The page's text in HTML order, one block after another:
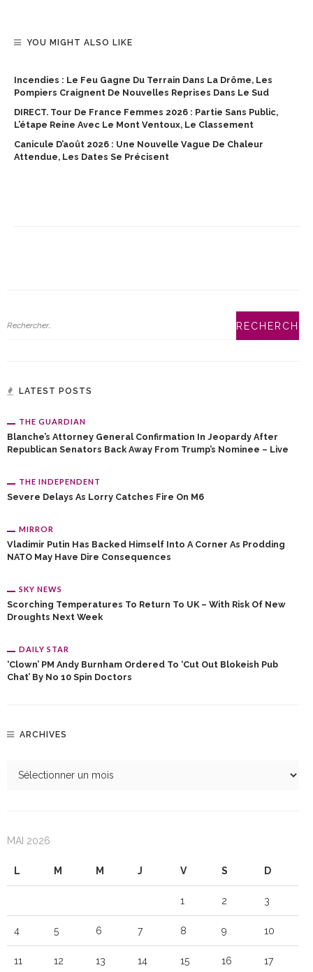
YOU MIGHT ALSO LIKE
Incendies : Le Feu Gagne Du Terrain Dans La Drôme, Les
Pompiers Craignent De Nouvelles Reprises Dans Le Sud
DIRECT. Tour De France Femmes 2026 : Partie Sans Public,
L’étape Reine Avec Le Mont Ventoux, Le Classement
Canicule D’août 2026 : Une Nouvelle Vague De Chaleur
Attendue, Les Dates Se Précisent
LATEST POSTS
THE GUARDIAN
Blanche’s Attorney General Confirmation In Jeopardy After
Republican Senators Back Away From Trump’s Nominee – Live
THE INDEPENDENT
Severe Delays As Lorry Catches Fire On M6
MIRROR
Vladimir Putin Has Backed Himself Into A Corner As Prodding
NATO May Have Dire Consequences
SKY NEWS
Scorching Temperatures To Return To UK – With Risk Of New
Droughts Next Week
DAILY STAR
‘Clown’ PM Andy Burnham Ordered To ‘cut Out Blokeish Pub
Chat’ By No 10 Spin Doctors
ARCHIVES
MAI 2026
L M M J V S D
1 2 3
4 5 6 7 8 9 10
11 12 13 14 15 16 17